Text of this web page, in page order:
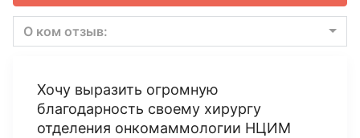
О ком отзыв:
Хочу выразить огромную
благодарность своему хирургу
отделения онкомаммологии НЦИМ